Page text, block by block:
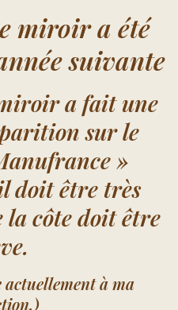
miroir a été
suivante
a fait une
sur le
»
doit être très
la côte doit être
à ma